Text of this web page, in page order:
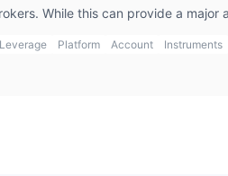
While this can provide a major
it also increases the
of risk management
Instruments
Account
Platform
Leverage